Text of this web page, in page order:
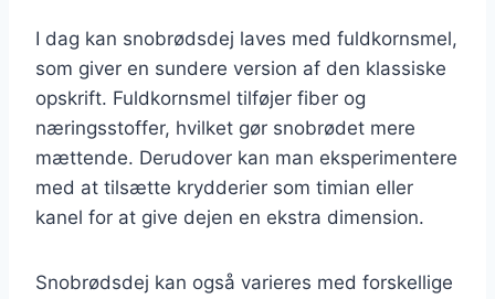
I dag kan snobrødsdej laves med fuldkornsmel,
som giver en sundere version af den klassiske
opskrift. Fuldkornsmel tilføjer fiber og
næringsstoffer, hvilket gør snobrødet mere
mættende. Derudover kan man eksperimentere
med at tilsætte krydderier som timian eller
kanel for at give dejen en ekstra dimension.
Snobrødsdej kan også varieres med forskellige